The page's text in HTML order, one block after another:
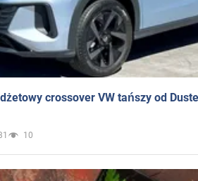
crossover VW tańszy od
10